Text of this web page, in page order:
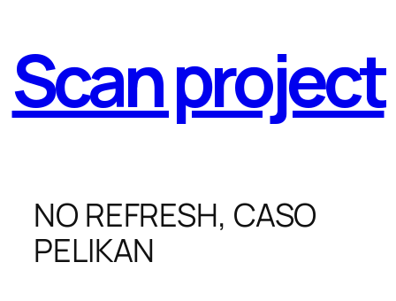
contenido
Scan project
NO REFRESH, CASO
PELIKAN